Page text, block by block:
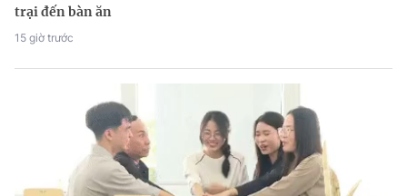
trại đến bàn ăn
15 giờ trước